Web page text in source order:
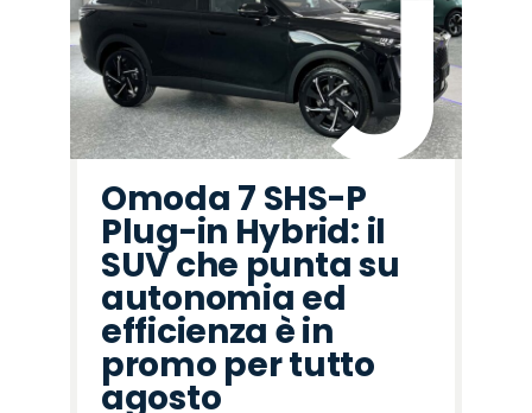
Omoda 7 SHS-P
Plug-in Hybrid: il
SUV che punta su
autonomia ed
efficienza è in
promo per tutto
agosto